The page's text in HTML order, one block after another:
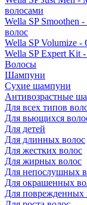
волосами
Wella SP Smoothen
волос
Wella SP Volumize
Wella SP Expert Kit
Волосы
Шампуни
Сухие шампуни
Антивозрастные
Для всех типов
Для вьющихся
Для детей
Для длинных волос
Для жестких волос
Для жирных волос
Для непослушных
Для окрашенных
Для поврежденных